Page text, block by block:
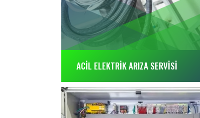
ACİL ELEKTRİK ARIZA SERVİSİ